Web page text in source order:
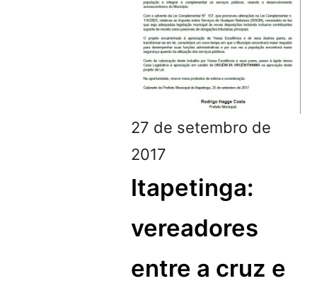
27 de setembro de
2017
Itapetinga:
vereadores
entre a cruz e